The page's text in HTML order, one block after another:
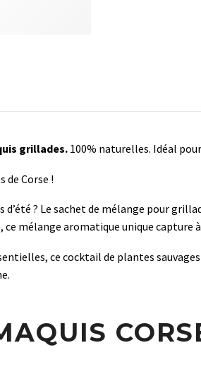
grillades. 100% naturelles. Idéal
de Corse !
? Le sachet de mélange pour
mélange aromatique unique capture
ce cocktail de plantes